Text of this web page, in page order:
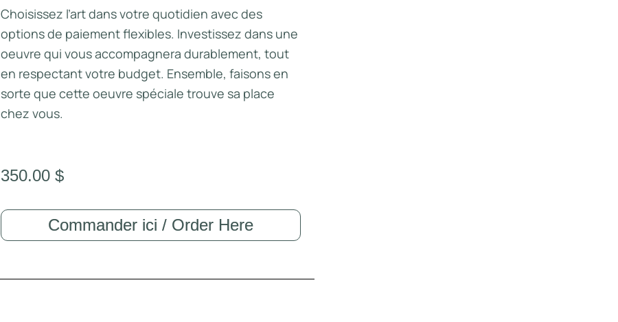
Choisissez l’art dans votre quotidien avec des
options de paiement flexibles. Investissez dans une
oeuvre qui vous accompagnera durablement, tout
en respectant votre budget. Ensemble, faisons en
sorte que cette oeuvre spéciale trouve sa place
chez vous.
350.00$
Commander ici / Order Here